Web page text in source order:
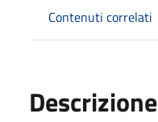
Contenuti correlati
Descrizione